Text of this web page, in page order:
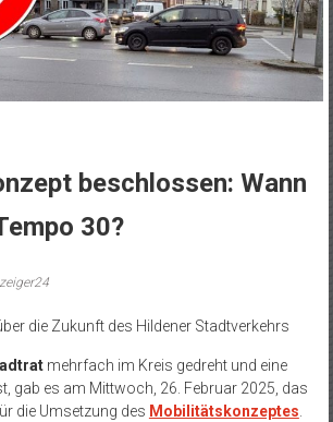
beschlossen: Wann
30?
die Zukunft des Hildener Stadtverkehrs
mehrfach im Kreis gedreht und eine
gab es am Mittwoch, 26. Februar 2025, das
die Umsetzung des Mobilitätskonzeptes.